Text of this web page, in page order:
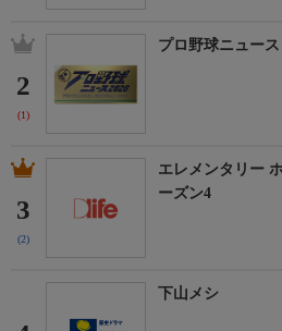
2
(1)
プロ野球ニュース
3
(2)
エレメンタリー
ーズン4
下山メシ